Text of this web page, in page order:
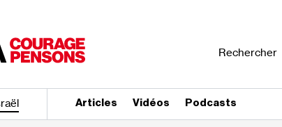
Rechercher
Articles Vidéos Podcasts